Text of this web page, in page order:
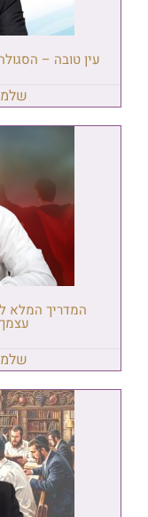
עין טובה –
המדריך המלא